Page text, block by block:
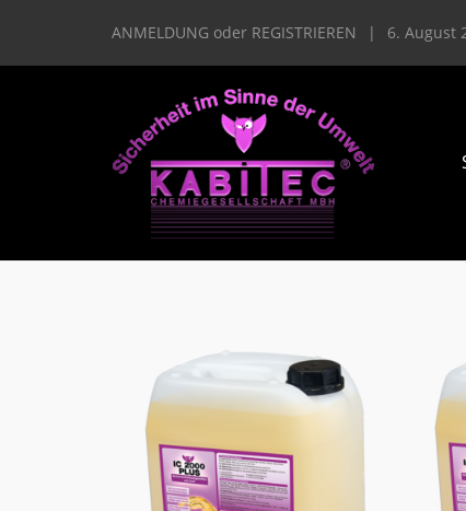
ANMELDUNG oder REGISTRIEREN | 6. August